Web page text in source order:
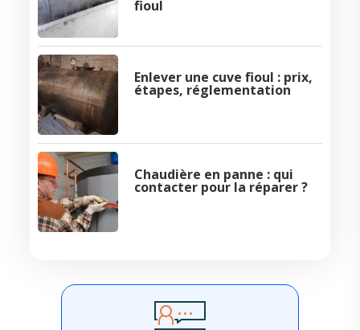
fioul
Enlever une cuve fioul : prix,
étapes, réglementation
Chaudière en panne : qui
contacter pour la réparer ?